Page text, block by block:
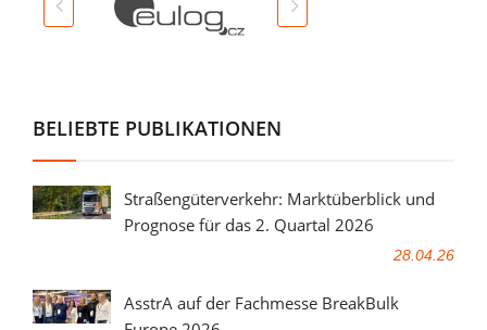
BELIEBTE PUBLIKATIONEN
Straßengüterverkehr: Marktüberblick und
Prognose für das 2. Quartal 2026
28.04.26
AsstrA auf der Fachmesse BreakBulk